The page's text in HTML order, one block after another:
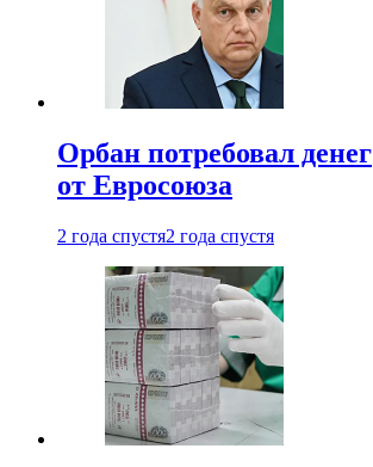
Орбан потребовал денег
от Евросоюза
2 года спустя2 года спустя